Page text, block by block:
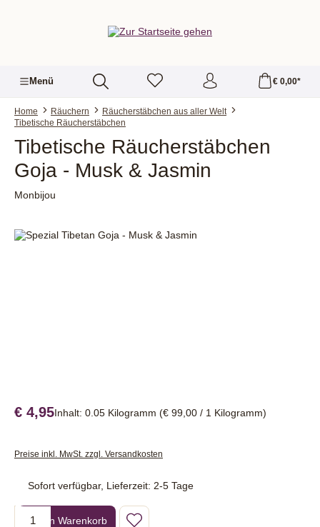
Menü € 0,00*
Home Räuchern
Räucherstäbchen aus aller Welt
Tibetische Räucherstäbchen
Tibetische Räucherstäbchen
Goja - Musk & Jasmin
Monbijou
Bildergalerie überspringen
€ 4,95Inhalt: 0.05 Kilogramm (€ 99,00 / 1 Kilogramm)
Preise inkl. MwSt. zzgl. Versandkosten
Sofort verfügbar, Lieferzeit: 2-5 Tage
Produkt Anzahl: Gib den gewünschten Wert ein oder benutze die
In den Warenkorb